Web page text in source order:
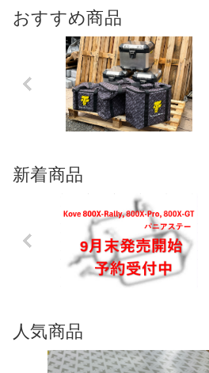
おすすめ商品
Previo
us
新着商品
Previo
us
人気商品